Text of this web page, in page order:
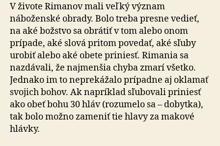
V živote Rimanov mali veľký význam
náboženské obrady. Bolo treba presne vedieť,
na aké božstvo sa obrátiť v tom alebo onom
prípade, aké slová pritom povedať, aké sľuby
urobiť alebo aké obete priniesť. Rimania sa
nazdávali, že najmenšia chyba zmarí všetko.
Jednako im to neprekážalo prípadne aj oklamať
svojich bohov. Ak napríklad sľubovali priniesť
ako obeť bohu 30 hláv (rozumelo sa – dobytka),
tak bolo možno zameniť tie hlavy za makové
hlávky.